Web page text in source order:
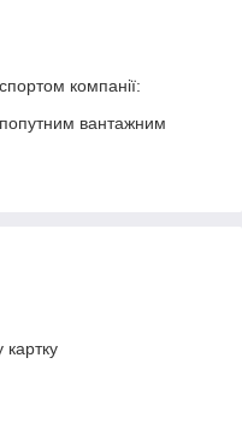
компанії:
попутним вантажним